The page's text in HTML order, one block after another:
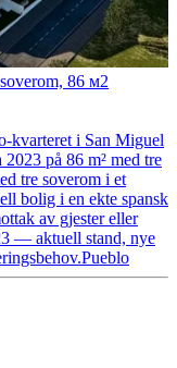
86 м2
kvarteret i San Miguel
på 86 m² med tre
tre soverom i et
bolig i en ekte spansk
av gjester eller
— aktuell stand, nye